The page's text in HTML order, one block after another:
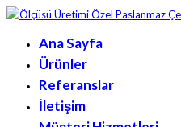
Ana Sayfa
Ürünler
Referanslar
İletişim